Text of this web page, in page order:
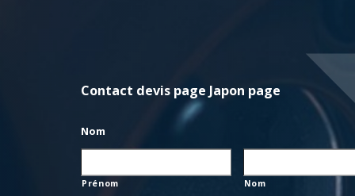
Contact devis page Japon page
Nom
Prénom Nom